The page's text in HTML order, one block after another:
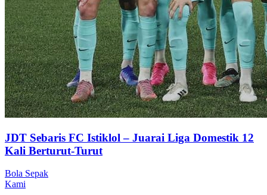
JDT Sebaris FC Istiklol – Juarai Liga Domestik 12
Kali Berturut-Turut
Bola Sepak
Kami